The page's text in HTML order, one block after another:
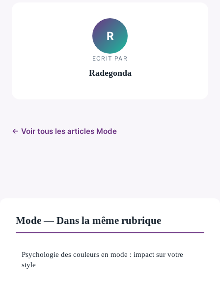
R
ECRIT PAR
Radegonda
← Voir tous les articles Mode
Mode — Dans la même rubrique
Psychologie des couleurs en mode : impact sur votre
style